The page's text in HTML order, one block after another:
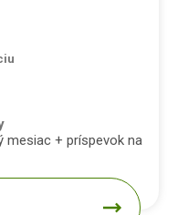
mesiac + príspevok na